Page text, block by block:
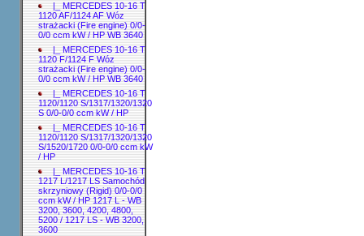
|_ MERCEDES 10-16 T
1120 AF/1124 AF Wóz
strażacki (Fire engine) 0/0-
0/0 ccm kW / HP WB 3640
|_ MERCEDES 10-16 T
1120 F/1124 F Wóz
strażacki (Fire engine) 0/0-
0/0 ccm kW / HP WB 3640
|_ MERCEDES 10-16 T
1120/1120 S/1317/1320/1320
S 0/0-0/0 ccm kW / HP
|_ MERCEDES 10-16 T
1120/1120 S/1317/1320/1320
S/1520/1720 0/0-0/0 ccm kW
/ HP
|_ MERCEDES 10-16 T
1217 L/1217 LS Samochód
skrzyniowy (Rigid) 0/0-0/0
ccm kW / HP 1217 L - WB
3200, 3600, 4200, 4800,
5200 / 1217 LS - WB 3200,
3600